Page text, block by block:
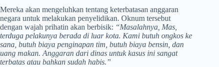
Mereka akan mengeluhkan tentang keterbatasan anggaran
negara untuk melakukan penyelidikan. Oknum tersebut
dengan wajah prihatin akan berbisik: “Masalahnya, Mas,
terduga pelakunya berada di luar kota. Kami butuh ongkos ke
sana, butuh biaya penginapan tim, butuh biaya bensin, dan
uang makan. Anggaran dari dinas untuk kasus ini sangat
terbatas atau bahkan sudah habis.”